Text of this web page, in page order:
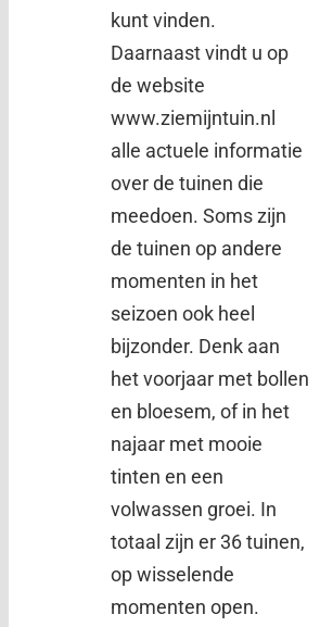
kunt vinden.
Daarnaast vindt u op
de website
www.ziemijntuin.nl
alle actuele informatie
over de tuinen die
meedoen. Soms zijn
de tuinen op andere
momenten in het
seizoen ook heel
bijzonder. Denk aan
het voorjaar met bollen
en bloesem, of in het
najaar met mooie
tinten en een
volwassen groei. In
totaal zijn er 36 tuinen,
op wisselende
momenten open.